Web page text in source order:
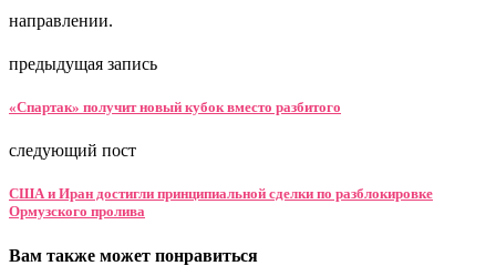
направлении.
предыдущая запись
«Спартак» получит новый кубок вместо разбитого
следующий пост
США и Иран достигли принципиальной сделки по разблокировке
Ормузского пролива
Вам также может понравиться